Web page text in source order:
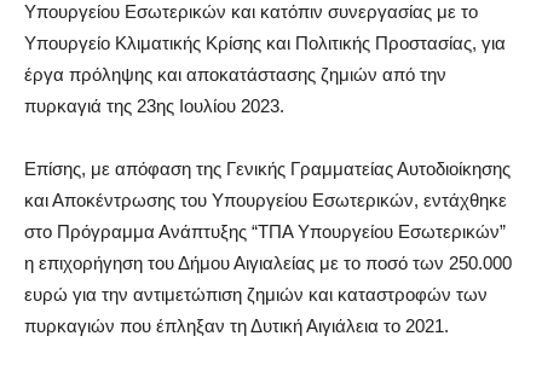
Υπουργείου Εσωτερικών και κατόπιν συνεργασίας με το
Υπουργείο Κλιματικής Κρίσης και Πολιτικής Προστασίας, για
έργα πρόληψης και αποκατάστασης ζημιών από την
πυρκαγιά της 23ης Ιουλίου 2023.
Επίσης, με απόφαση της Γενικής Γραμματείας Αυτοδιοίκησης
και Αποκέντρωσης του Υπουργείου Εσωτερικών, εντάχθηκε
στο Πρόγραμμα Ανάπτυξης “ΤΠΑ Υπουργείου Εσωτερικών”
η επιχορήγηση του Δήμου Αιγιαλείας με το ποσό των 250.000
ευρώ για την αντιμετώπιση ζημιών και καταστροφών των
πυρκαγιών που έπληξαν τη Δυτική Αιγιάλεια το 2021.